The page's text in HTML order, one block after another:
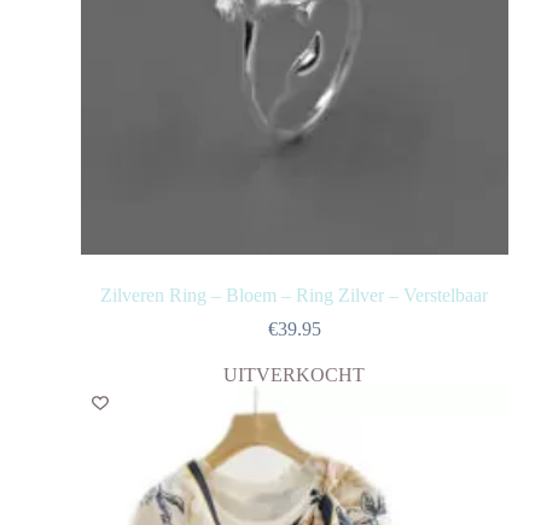
Zilveren Ring – Bloem – Ring Zilver – Verstelbaar
€39.95
UITVERKOCHT